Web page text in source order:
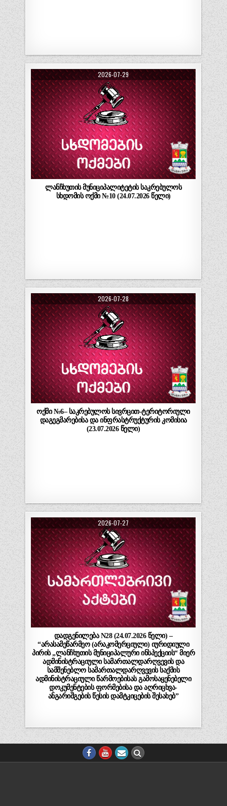
2026-07-29
ლანჩხუთის მუნიციპალიტეტის საკრებულოს
სხდომის ოქმი №10 (24.07.2026 წელი)
2026-07-28
ოქმი №6– საკრებულოს სივრცით-ტერიტორიული
დაგეგმარებისა და ინფრასტრუქტურის კომისია
(23.07.2026 წელი)
2026-07-27
დადგენილება N28 (24.07.2026 წელი) –
“არასამეწარმეო (არაკომერციული) იურიდიული
პირის „ლანჩხუთის მუნიციპალური ინსპექციის“ მიერ
ადმინისტრაციული სამართალდარღვევის და
სამშენებლო სამართალდარღვევის საქმის
ადმინისტრაციული წარმოებისას გამოსაყენებელი
დოკუმენტების ფორმებისა და აღრიცხვა-
ანგარიშგების წესის დამტკიცების შესახებ”